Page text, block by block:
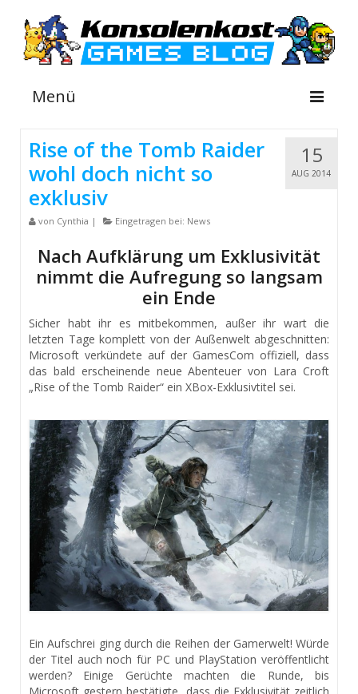
Menü
NEWS
INFOS
SHOP
nach:
15
AUG 2014
Rise of the Tomb Raider
wohl doch nicht so
exklusiv
von Cynthia | Eingetragen bei: News
Nach Aufklärung um Exklusivität
nimmt die Aufregung so langsam
ein Ende
Sicher habt ihr es mitbekommen, außer ihr wart die
letzten Tage komplett von der Außenwelt abgeschnitten:
Microsoft verkündete auf der GamesCom offiziell, dass
das bald erscheinende neue Abenteuer von Lara Croft
„Rise of the Tomb Raider“ ein XBox-Exklusivtitel sei.
Ein Aufschrei ging durch die Reihen der Gamerwelt! Würde
der Titel auch noch für PC und PlayStation veröffentlicht
werden? Einige Gerüchte machten die Runde, bis